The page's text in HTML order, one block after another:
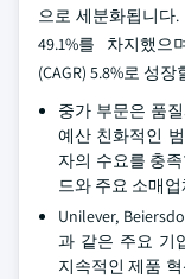
으로 세분화됩니다
49.1%를 차지했으
(CAGR) 5.8%로 성
중가 부문은 품
예산 친화적인
자의 수요를 충
드와 주요 소매
Unilever,
과 같은 주요 기
지속적인 제품